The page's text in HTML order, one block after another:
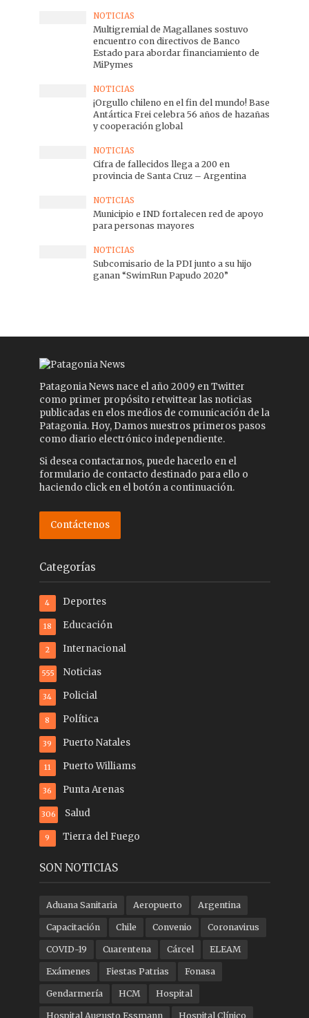
NOTICIAS
Multigremial de Magallanes sostuvo
encuentro con directivos de Banco
Estado para abordar financiamiento de
MiPymes
NOTICIAS
¡Orgullo chileno en el fin del mundo! Base
Antártica Frei celebra 56 años de hazañas
y cooperación global
NOTICIAS
Cifra de fallecidos llega a 200 en
provincia de Santa Cruz – Argentina
NOTICIAS
Municipio e IND fortalecen red de apoyo
para personas mayores
NOTICIAS
Subcomisario de la PDI junto a su hijo
ganan “SwimRun Papudo 2020”
Patagonia News nace el año 2009 en Twitter
como primer propósito retwittear las noticias
publicadas en elos medios de comunicación de la
Patagonia. Hoy, Damos nuestros primeros pasos
como diario electrónico independiente.
Si desea contactarnos, puede hacerlo en el
formulario de contacto destinado para ello o
haciendo click en el botón a continuación.
Contáctenos
Categorías
Deportes
4
Educación
18
Internacional
2
Noticias
555
Policial
34
Política
8
Puerto Natales
39
Puerto Williams
11
Punta Arenas
36
Salud
306
Tierra del Fuego
9
SON NOTICIAS
Aduana Sanitaria Aeropuerto Argentina
Capacitación Chile Convenio Coronavirus
COVID-19 Cuarentena Cárcel ELEAM
Exámenes Fiestas Patrias Fonasa
Gendarmería HCM Hospital
Hospital Augusto Essmann Hospital Clínico